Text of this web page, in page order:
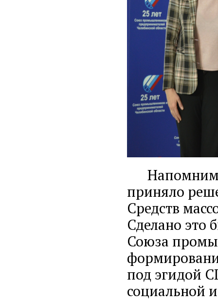
Напомним,
приняло
Средств
Сделано это
Союза
под эгидой
социальной